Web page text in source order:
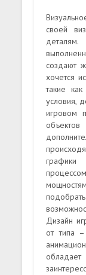
своей
деталям.
создают
хочется
такие
условия,
игровом
графики
Дизайн
от типа